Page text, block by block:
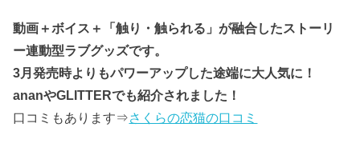
動画＋ボイス＋「触り・触られる」が融合したストーリ
ー連動型ラブグッズです。
3月発売時よりもパワーアップした途端に大人気に！
ananやGLITTERでも紹介されました！
口コミもあります⇒さくらの恋猫の口コミ